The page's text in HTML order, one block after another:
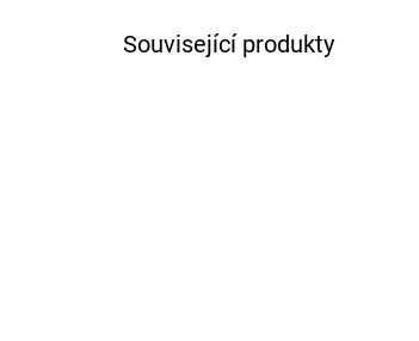
Související produkty